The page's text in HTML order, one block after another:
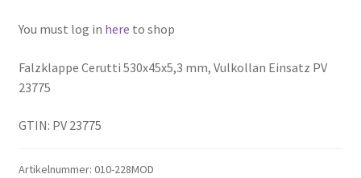
You must log in here to shop
Falzklappe Cerutti 530x45x5,3 mm, Vulkollan Einsatz PV
23775
GTIN: PV 23775
Artikelnummer: 010-228MOD